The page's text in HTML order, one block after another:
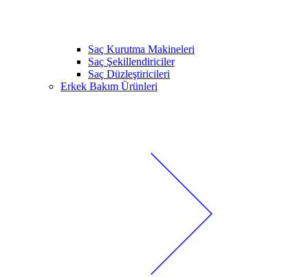
Saç Kurutma Makineleri
Saç Şekillendiriciler
Saç Düzleştiricileri
Erkek Bakım Ürünleri